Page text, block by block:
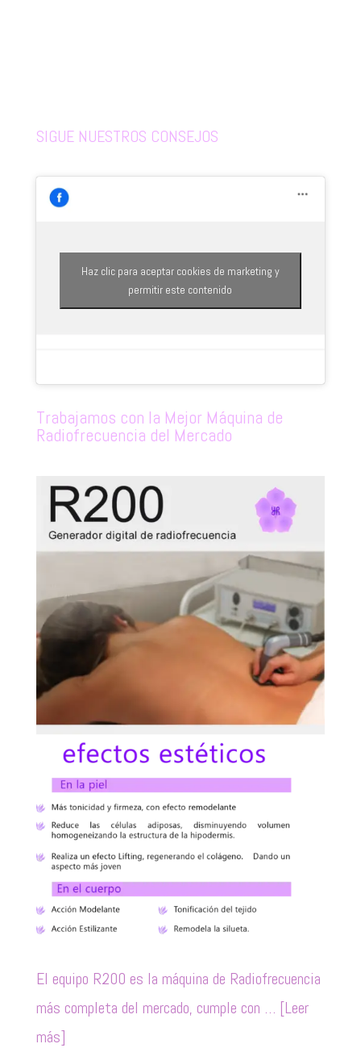
SIGUE NUESTROS CONSEJOS
Haz clic para aceptar cookies de marketing y
permitir este contenido
Trabajamos con la Mejor Máquina de
Radiofrecuencia del Mercado
El equipo R200 es la máquina de Radiofrecuencia
más completa del mercado, cumple con … [Leer
más]